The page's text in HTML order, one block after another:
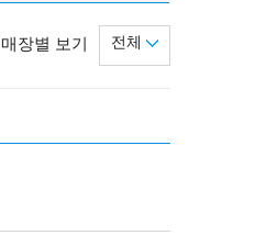
매장별 보기 전체